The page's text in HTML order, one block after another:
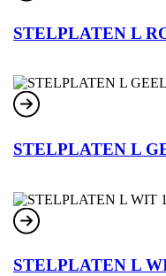
STELPLATEN L
STELPLATEN L
STELPLATEN L